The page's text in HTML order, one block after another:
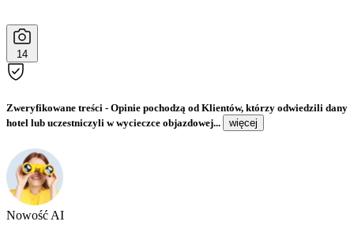
14
Zweryfikowane treści - Opinie pochodzą od Klientów, którzy odwiedzili dany
hotel lub uczestniczyli w wycieczce objazdowej...
więcej
Nowość AI